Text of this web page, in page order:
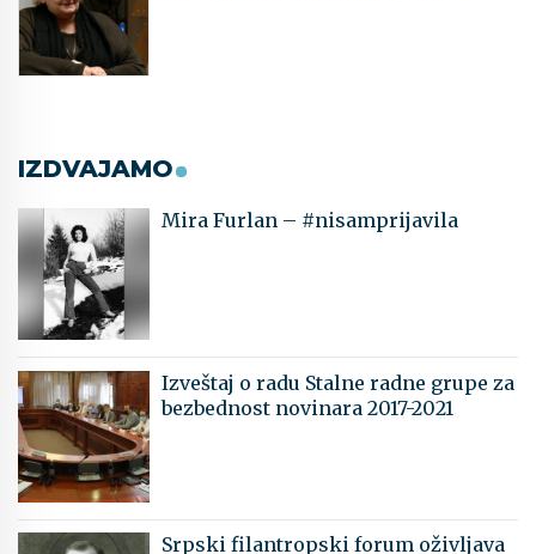
IZDVAJAMO
Mira Furlan – #nisamprijavila
Izveštaj o radu Stalne radne grupe za
bezbednost novinara 2017-2021
Srpski filantropski forum oživljava